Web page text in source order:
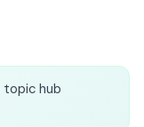
topic hub